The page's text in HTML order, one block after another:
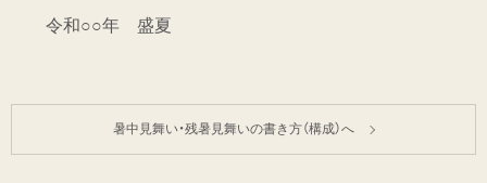
令和○○年 盛夏
暑中見舞い・残暑見舞いの書き方（構成）へ